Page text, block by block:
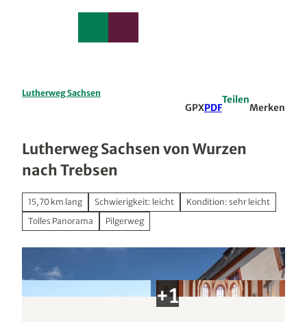
Lutherweg Sachsen
GPXPDF
Teilen
Merken
Lutherweg Sachsen von Wurzen
nach Trebsen
15,70 km lang Schwierigkeit: leicht
Kondition: sehr leicht
Tolles Panorama
Pilgerweg